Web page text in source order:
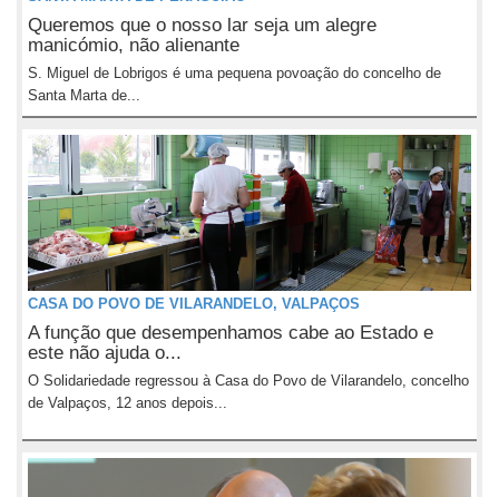
Queremos que o nosso lar seja um alegre
manicómio, não alienante
S. Miguel de Lobrigos é uma pequena povoação do concelho de
Santa Marta de...
CASA DO POVO DE VILARANDELO, VALPAÇOS
A função que desempenhamos cabe ao Estado e
este não ajuda o...
O Solidariedade regressou à Casa do Povo de Vilarandelo, concelho
de Valpaços, 12 anos depois...